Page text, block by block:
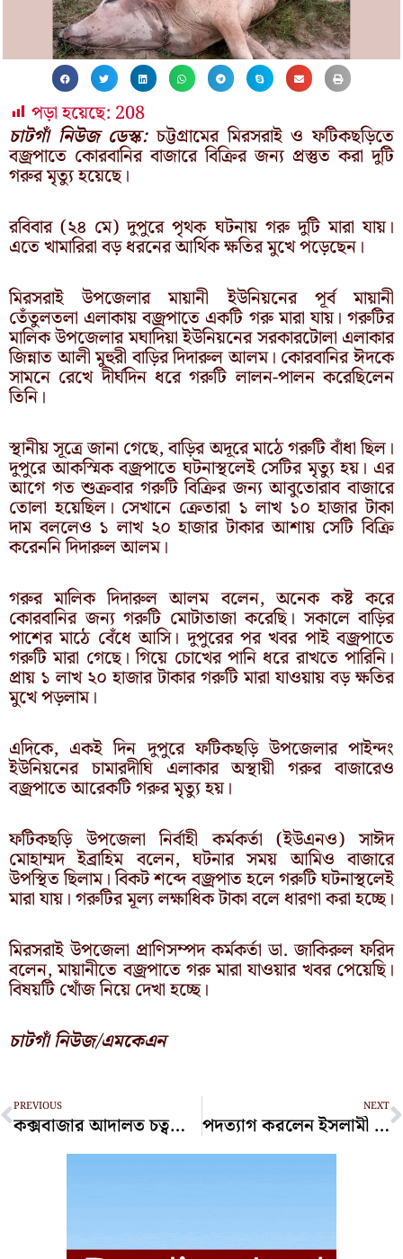
পড়া হয়েছে: 208
চাটগাঁ নিউজ ডেস্ক:চট্টগ্রামের মিরসরাই ও ফটিকছড়িতে
বজ্রপাতে কোরবানির বাজারে বিক্রির জন্য প্রস্তুত করা দুটি
গরুর মৃত্যু হয়েছে।
রবিবার (২৪ মে) দুপুরে পৃথক ঘটনায় গরু দুটি মারা যায়।
এতে খামারিরা বড় ধরনের আর্থিক ক্ষতির মুখে পড়েছেন।
মিরসরাই উপজেলার মায়ানী ইউনিয়নের পূর্ব মায়ানী
তেঁতুলতলা এলাকায় বজ্রপাতে একটি গরু মারা যায়। গরুটির
মালিক উপজেলার মঘাদিয়া ইউনিয়নের সরকারটোলা এলাকার
জিন্নাত আলী মুহুরী বাড়ির দিদারুল আলম। কোরবানির ঈদকে
সামনে রেখে দীর্ঘদিন ধরে গরুটি লালন-পালন করেছিলেন
তিনি।
স্থানীয় সূত্রে জানা গেছে, বাড়ির অদূরে মাঠে গরুটি বাঁধা ছিল।
দুপুরে আকস্মিক বজ্রপাতে ঘটনাস্থলেই সেটির মৃত্যু হয়। এর
আগে গত শুক্রবার গরুটি বিক্রির জন্য আবুতোরাব বাজারে
তোলা হয়েছিল। সেখানে ক্রেতারা ১ লাখ ১০ হাজার টাকা
দাম বললেও ১ লাখ ২০ হাজার টাকার আশায় সেটি বিক্রি
করেননি দিদারুল আলম।
গরুর মালিক দিদারুল আলম বলেন, অনেক কষ্ট করে
কোরবানির জন্য গরুটি মোটাতাজা করেছি। সকালে বাড়ির
পাশের মাঠে বেঁধে আসি। দুপুরের পর খবর পাই বজ্রপাতে
গরুটি মারা গেছে। গিয়ে চোখের পানি ধরে রাখতে পারিনি।
প্রায় ১ লাখ ২০ হাজার টাকার গরুটি মারা যাওয়ায় বড় ক্ষতির
মুখে পড়লাম।
এদিকে, একই দিন দুপুরে ফটিকছড়ি উপজেলার পাইন্দং
ইউনিয়নের চামারদীঘি এলাকার অস্থায়ী গরুর বাজারেও
বজ্রপাতে আরেকটি গরুর মৃত্যু হয়।
ফটিকছড়ি উপজেলা নির্বাহী কর্মকর্তা (ইউএনও) সাঈদ
মোহাম্মদ ইব্রাহিম বলেন, ঘটনার সময় আমিও বাজারে
উপস্থিত ছিলাম। বিকট শব্দে বজ্রপাত হলে গরুটি ঘটনাস্থলেই
মারা যায়। গরুটির মূল্য লক্ষাধিক টাকা বলে ধারণা করা হচ্ছে।
মিরসরাই উপজেলা প্রাণিসম্পদ কর্মকর্তা ডা. জাকিরুল ফরিদ
বলেন, মায়ানীতে বজ্রপাতে গরু মারা যাওয়ার খবর পেয়েছি।
বিষয়টি খোঁজ নিয়ে দেখা হচ্ছে।
চাটগাঁ নিউজ/এমকেএন
Prev
PREVIOUS
কক্সবাজার আদালত চত্বরে গোলাগুলি, গুলিবিদ্ধ ২ জনসহ আহত ৫
NEXT
পদত্যাগ করলেন ইসলামী ব্যাংকের চেয়ারম্যান জুবায়দুর রহমান